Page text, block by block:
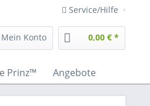
Service/Hilfe
Mein Konto 0,00 € *
Prinz™ Angebote